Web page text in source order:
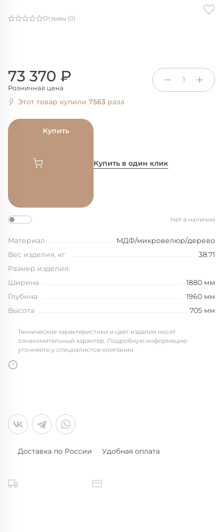
Отзывы (0)
73 370 ₽
Розничная цена
1
Этот товар купили 7563 раза
Купить
Купить в один клик
Нет в наличии
Материал
МДФ/микровелюр/дерево
Вес изделия, кг
38.71
Размер изделия:
Ширина
1880 мм
Глубина
1960 мм
Высота
705 мм
Технические характеристики и цвет изделия носят
ознакомительный характер. Подробную информацию
уточняйте у специалистов компании
Доставка по России Удобная оплата